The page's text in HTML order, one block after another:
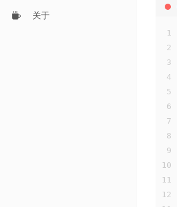
关于
1
2
3
4
5
6
7
8
9
10
11
12